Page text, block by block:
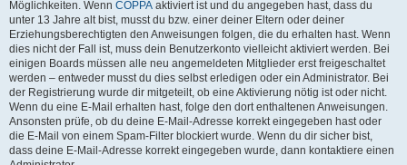
Möglichkeiten. Wenn COPPA aktiviert ist und du angegeben hast, dass du
unter 13 Jahre alt bist, musst du bzw. einer deiner Eltern oder deiner
Erziehungsberechtigten den Anweisungen folgen, die du erhalten hast. Wenn
dies nicht der Fall ist, muss dein Benutzerkonto vielleicht aktiviert werden. Bei
einigen Boards müssen alle neu angemeldeten Mitglieder erst freigeschaltet
werden – entweder musst du dies selbst erledigen oder ein Administrator. Bei
der Registrierung wurde dir mitgeteilt, ob eine Aktivierung nötig ist oder nicht.
Wenn du eine E-Mail erhalten hast, folge den dort enthaltenen Anweisungen.
Ansonsten prüfe, ob du deine E-Mail-Adresse korrekt eingegeben hast oder
die E-Mail von einem Spam-Filter blockiert wurde. Wenn du dir sicher bist,
dass deine E-Mail-Adresse korrekt eingegeben wurde, dann kontaktiere einen